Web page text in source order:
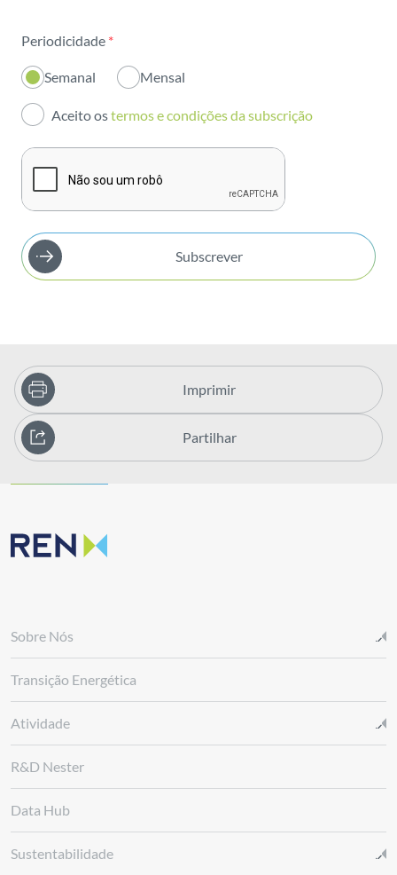
Inovação
Investidores
Publicações
Periodicidade *
Semanal Mensal
Aceito ostermos e condições da subscrição
Subscrever
Imprimir
Partilhar
Sobre Nós
Transição Energética
Atividade
R&D Nester
Data Hub
Sustentabilidade